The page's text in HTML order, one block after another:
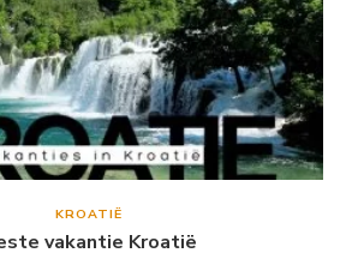
KROATIË
vakantie Kroatië